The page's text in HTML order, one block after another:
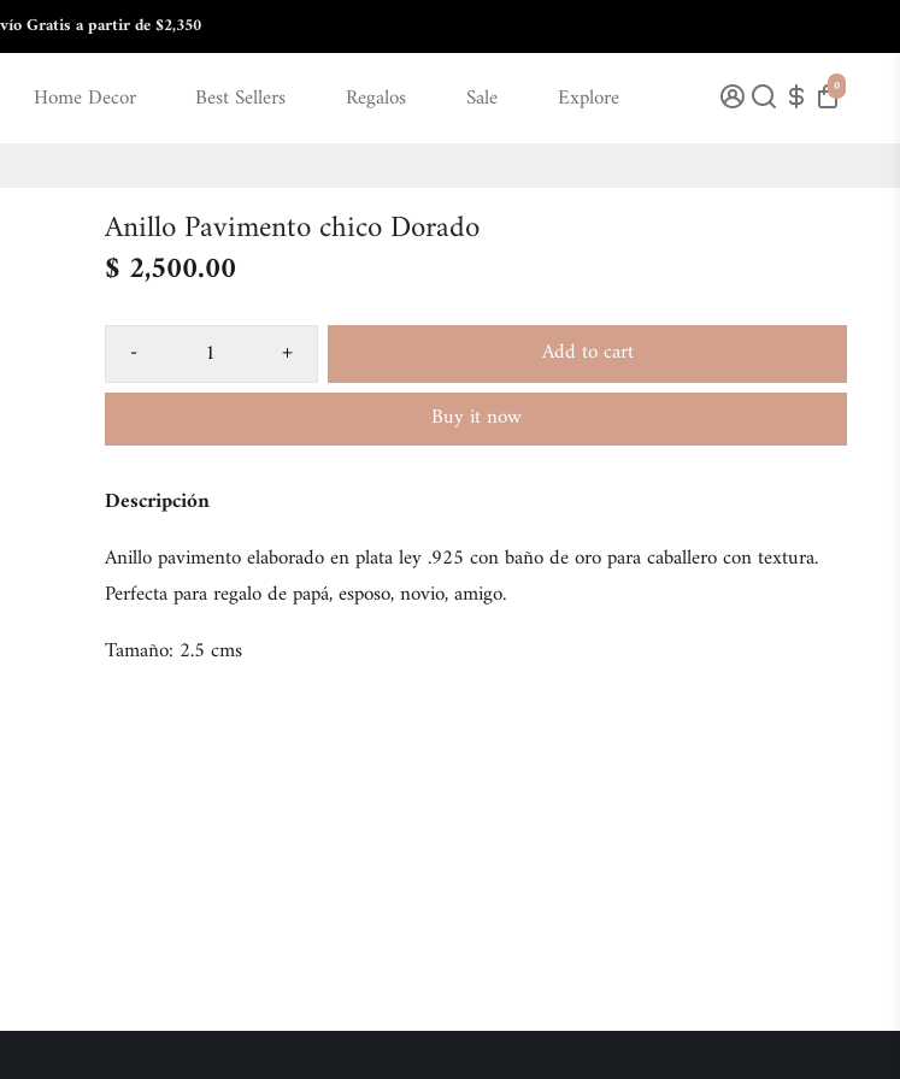
3 y 6 meses sin intereses
Home Decor Best Sellers Regalos Sale Explore 0
Anillo Pavimento chico Dorado
$ 2,500.00
- +
Add to cart
Buy it now
Descripción
Anillo pavimento elaborado en plata ley .925 con baño de oro para caballero con textura.
Perfecta para regalo de papá, esposo, novio, amigo.
Tamaño: 2.5 cms